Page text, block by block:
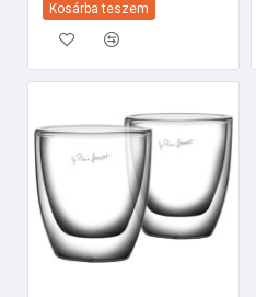
Kosárba teszem